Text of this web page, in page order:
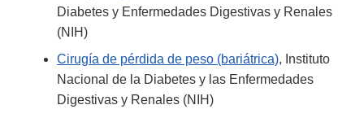
Diabetes y Enfermedades Digestivas y Renales
(NIH)
Cirugía de pérdida de peso (bariátrica), Instituto
Nacional de la Diabetes y las Enfermedades
Digestivas y Renales (NIH)